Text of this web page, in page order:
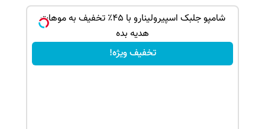
شامپو جلبک اسپیرولینارو با ۴۵٪ تخفیف به موهات
هدیه بده
تخفیف ویژه!